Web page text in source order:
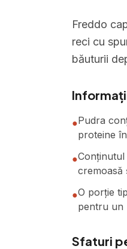
Freddo
reci cu
băuturii
●Pudra
proteine
●Conținutul
cremoasă
●O porție
pentru un
Sfaturi